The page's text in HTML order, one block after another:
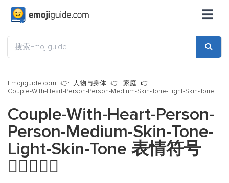
☰
Emojiguide.com 人物与身体
家庭
Couple-With-Heart-Person-Person-Medium-Skin-Tone-Light-Skin-Tone
Couple-With-Heart-Person-
Person-Medium-Skin-Tone-
Light-Skin-Tone 表情符号
🧑🏽‍❤️‍🧑🏻